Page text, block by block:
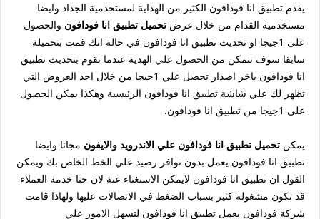
يقدم تطبيق انا فودافون الكثير من الهداية لمستخدمية الجداد وايضا
مستخدمية القدام من خلال عرض تحميل تطبيق انا فودافون والحصول
على 1جيجا او تحديث تطبيق انا فودافون في حالة انك قمت بتحميلة
سابقا سوف تتمكن من الحصول علي الهدية عندما تقوم بتحديث تطبيق
انا فودافون باخر اصدار تحصل علي 1جيجا من خلال احد العروض التي
تظهر لك علي شاشة تطبيق انا فودافون الرئيسية وهكذا يمكن الحصول
على 1جيجا من تطبيق انا فودافون.
يمكن تحميل تطبيق انا فودافون علي الاندرويد والايفون مجانا وايضا
تطبيق انا فودافون يعمل بدون توافر رصيد علي الخط الخاص بك ويمكن
القول ان تطبيق انا فودافون لايمكن الاستغناء عنة لان حتا خدمة العملاء
قد تكون مشغولة كثير بسباب الضغط في الاتصالات عليها ولهاذا قامت
شركة فودافون بعمل تطبيق انا فودافون لتسهل الامور علي